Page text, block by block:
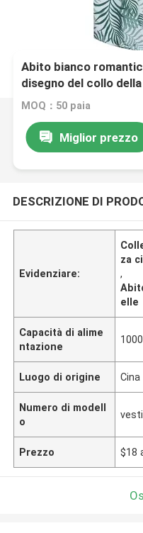
Abito bianco
disegno del collo
MOQ：50 paia
Miglior prezzo
DESCRIZIONE DI
Evidenziare:
za
,
elle
Capacità di alime
ntazione
Luogo di origine Cina
Numero di modell
o
Prezzo $18